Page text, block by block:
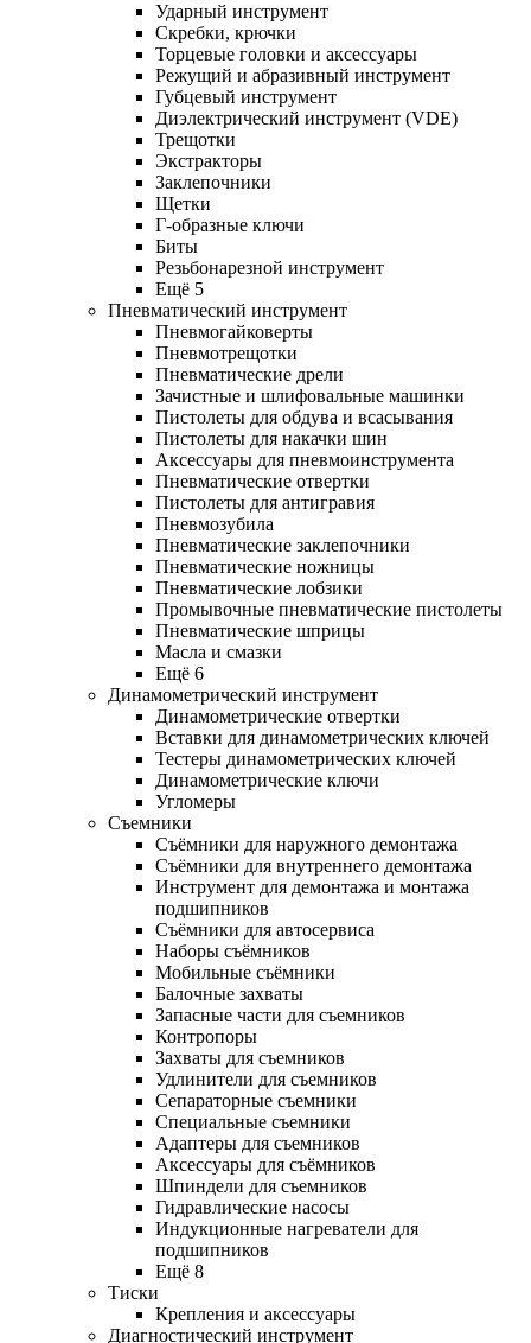
Ударный инструмент
Скребки, крючки
Торцевые головки и аксессуары
Режущий и абразивный инструмент
Губцевый инструмент
Диэлектрический инструмент (VDE)
Трещотки
Экстракторы
Заклепочники
Щетки
Г-образные ключи
Биты
Резьбонарезной инструмент
Ещё 5
Пневматический инструмент
Пневмогайковерты
Пневмотрещотки
Пневматические дрели
Зачистные и шлифовальные машинки
Пистолеты для обдува и всасывания
Пистолеты для накачки шин
Аксессуары для пневмоинструмента
Пневматические отвертки
Пистолеты для антигравия
Пневмозубила
Пневматические заклепочники
Пневматические ножницы
Пневматические лобзики
Промывочные пневматические пистолеты
Пневматические шприцы
Масла и смазки
Ещё 6
Динамометрический инструмент
Динамометрические отвертки
Вставки для динамометрических ключей
Тестеры динамометрических ключей
Динамометрические ключи
Угломеры
Съемники
Съёмники для наружного демонтажа
Съёмники для внутреннего демонтажа
Инструмент для демонтажа и монтажа
подшипников
Съёмники для автосервиса
Наборы съёмников
Мобильные съёмники
Балочные захваты
Запасные части для съемников
Контропоры
Захваты для съемников
Удлинители для съемников
Сепараторные съемники
Специальные съемники
Адаптеры для съемников
Аксессуары для съёмников
Шпиндели для съемников
Гидравлические насосы
Индукционные нагреватели для
подшипников
Ещё 8
Тиски
Крепления и аксессуары
Диагностический инструмент